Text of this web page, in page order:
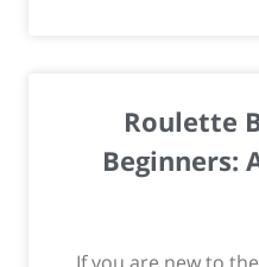
Roulette
Beginners: